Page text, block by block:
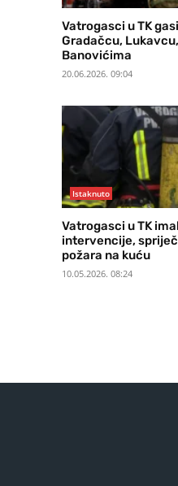
Vatrogasci u TK
Gradačcu,
Banovićima
20.06.2026. 09:04
Istaknuto
Vatrogasci u TK
intervencije,
požara na kuću
10.05.2026. 08:24